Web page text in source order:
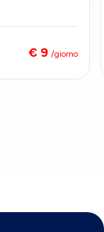
€ 9 /giorno